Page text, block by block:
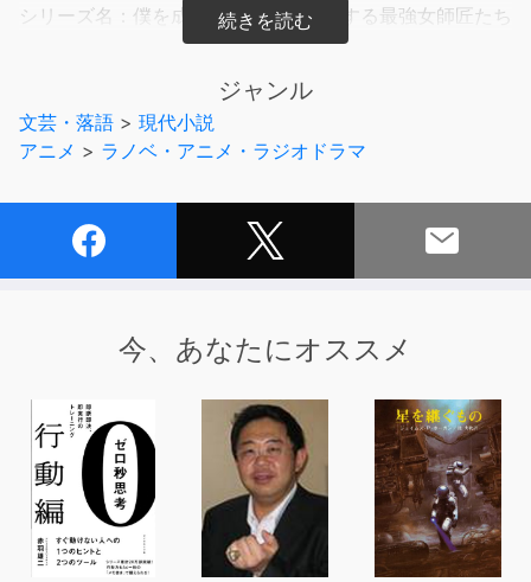
シリーズ名：僕を成り上がらせようとする最強女師匠たち
が育成方針を巡って修羅場
(C)HIROTAKA AKAGI 2020 (P)小学館
ジャンル
文芸・落語 > 現代小説
アニメ > ラノベ・アニメ・ラジオドラマ
今、あなたにオススメ